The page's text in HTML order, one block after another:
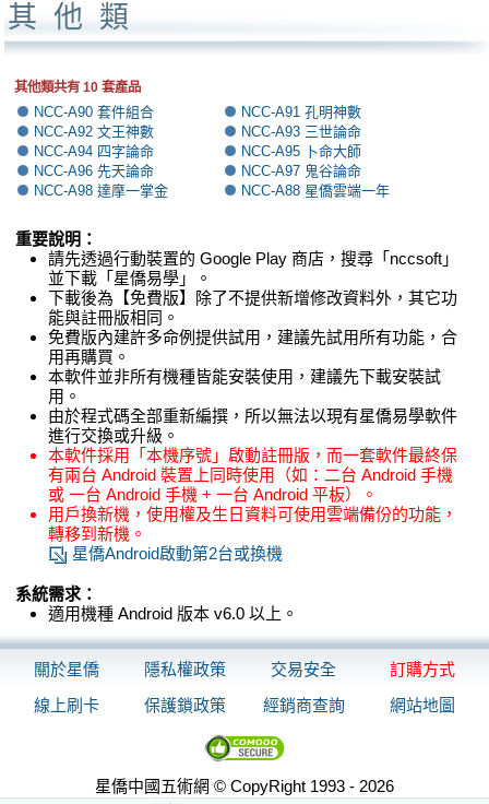
其他類
其他類共有 10 套產品
NCC-A90 套件組合
NCC-A91 孔明神數
NCC-A92 文王神數
NCC-A93 三世論命
NCC-A94 四字論命
NCC-A95 卜命大師
NCC-A96 先天論命
NCC-A97 鬼谷論命
NCC-A98 達摩一掌金
NCC-A88 星僑雲端一年
重要說明：
請先透過行動裝置的 Google Play 商店，搜尋「nccsoft」
並下載「星僑易學」。
下載後為【免費版】除了不提供新增修改資料外，其它功
能與註冊版相同。
免費版內建許多命例提供試用，建議先試用所有功能，合
用再購買。
本軟件並非所有機種皆能安裝使用，建議先下載安裝試
用。
由於程式碼全部重新編撰，所以無法以現有星僑易學軟件
進行交換或升級。
本軟件採用「本機序號」啟動註冊版，而一套軟件最終保
有兩台 Android 裝置上同時使用（如：二台 Android 手機
或 一台 Android 手機 + 一台 Android 平板）。
用戶換新機，使用權及生日資料可使用雲端備份的功能，
轉移到新機。
星僑Android啟動第2台或換機
系統需求：
適用機種 Android 版本 v6.0 以上。
關於星僑 隱私權政策 交易安全
訂購方式
線上刷卡
保護鎖政策 經銷商查詢 網站地圖
星僑中國五術網 © CopyRight 1993 - 2026